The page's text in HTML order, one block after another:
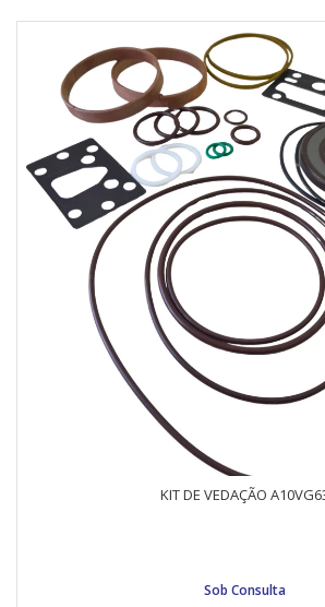
KIT DE VEDAÇÃO
Sob Consulta